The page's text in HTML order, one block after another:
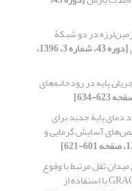
در دو شبکۀ
[دوره 43، شماره 3، 1396،
پایه در رودخانه‌های
دمای پایۀ جدید برای
آسایش گرمایی و
ثقل مرتبط با وقوع
زلزله‌های بزرگ در داده‌های ماهواره‌ای GRACE با استفاده از